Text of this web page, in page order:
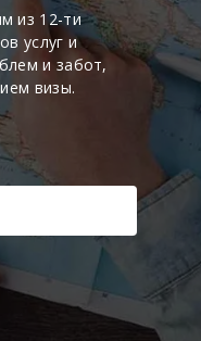
из 12-ти
услуг и
и забот,
визы.